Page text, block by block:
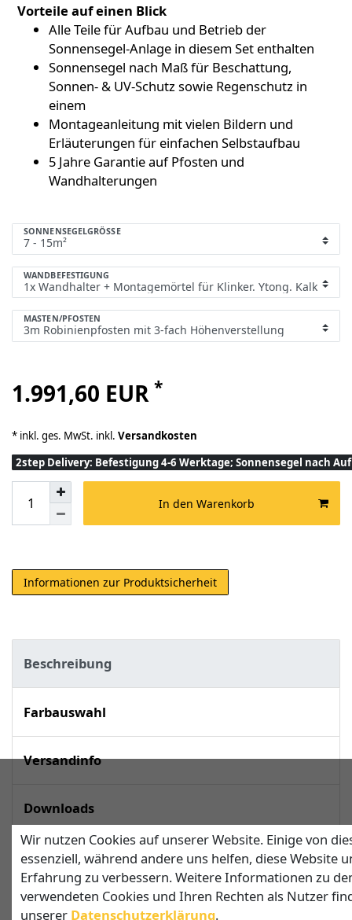
Vorteile auf einen Blick
Alle Teile für Aufbau und Betrieb der
Sonnensegel-Anlage in diesem Set enthalten
Sonnensegel nach Maß für Beschattung,
Sonnen- & UV-Schutz sowie Regenschutz in
einem
Montageanleitung mit vielen Bildern und
Erläuterungen für einfachen Selbstaufbau
5 Jahre Garantie auf Pfosten und
Wandhalterungen
SONNENSEGELGRÖSSE
WANDBEFESTIGUNG
MASTEN/PFOSTEN
1.991,60 EUR *
* inkl. ges. MwSt. inkl. Versandkosten
2step Delivery: Befestigung 4-6 Werktage; Sonnensegel nach
In den Warenkorb
Informationen zur Produktsicherheit
Beschreibung
Farbauswahl
Versandinfo
Downloads
techn. Daten
Wir nutzen Cookies auf unserer Website. Einige von
essenziell, während andere uns helfen, diese Website
Erfahrung zu verbessern. Weitere Informationen zu
verwendeten Cookies und Ihren Rechten als Nutzer
unserer Daten­schutz­erklärung.